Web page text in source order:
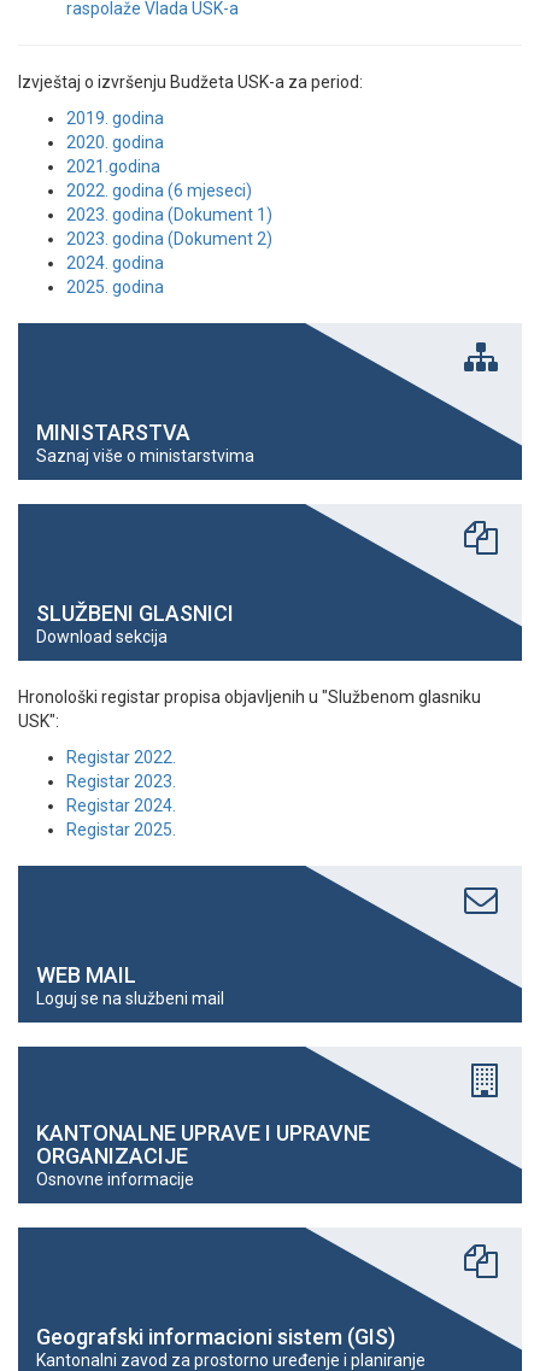
raspolaže Vlada USK-a
Izvještaj o izvršenju Budžeta USK-a za period:
2019. godina
2020. godina
2021.godina
2022. godina (6 mjeseci)
2023. godina (Dokument 1)
2023. godina (Dokument 2)
2024. godina
2025. godina
MINISTARSTVA
Saznaj više o ministarstvima
SLUŽBENI GLASNICI
Download sekcija
Hronološki registar propisa objavljenih u "Službenom glasniku
USK":
Registar 2022.
Registar 2023.
Registar 2024.
Registar 2025.
WEB MAIL
Loguj se na službeni mail
KANTONALNE UPRAVE I UPRAVNE
ORGANIZACIJE
Osnovne informacije
Geografski informacioni sistem (GIS)
Kantonalni zavod za prostorno uređenje i planiranje